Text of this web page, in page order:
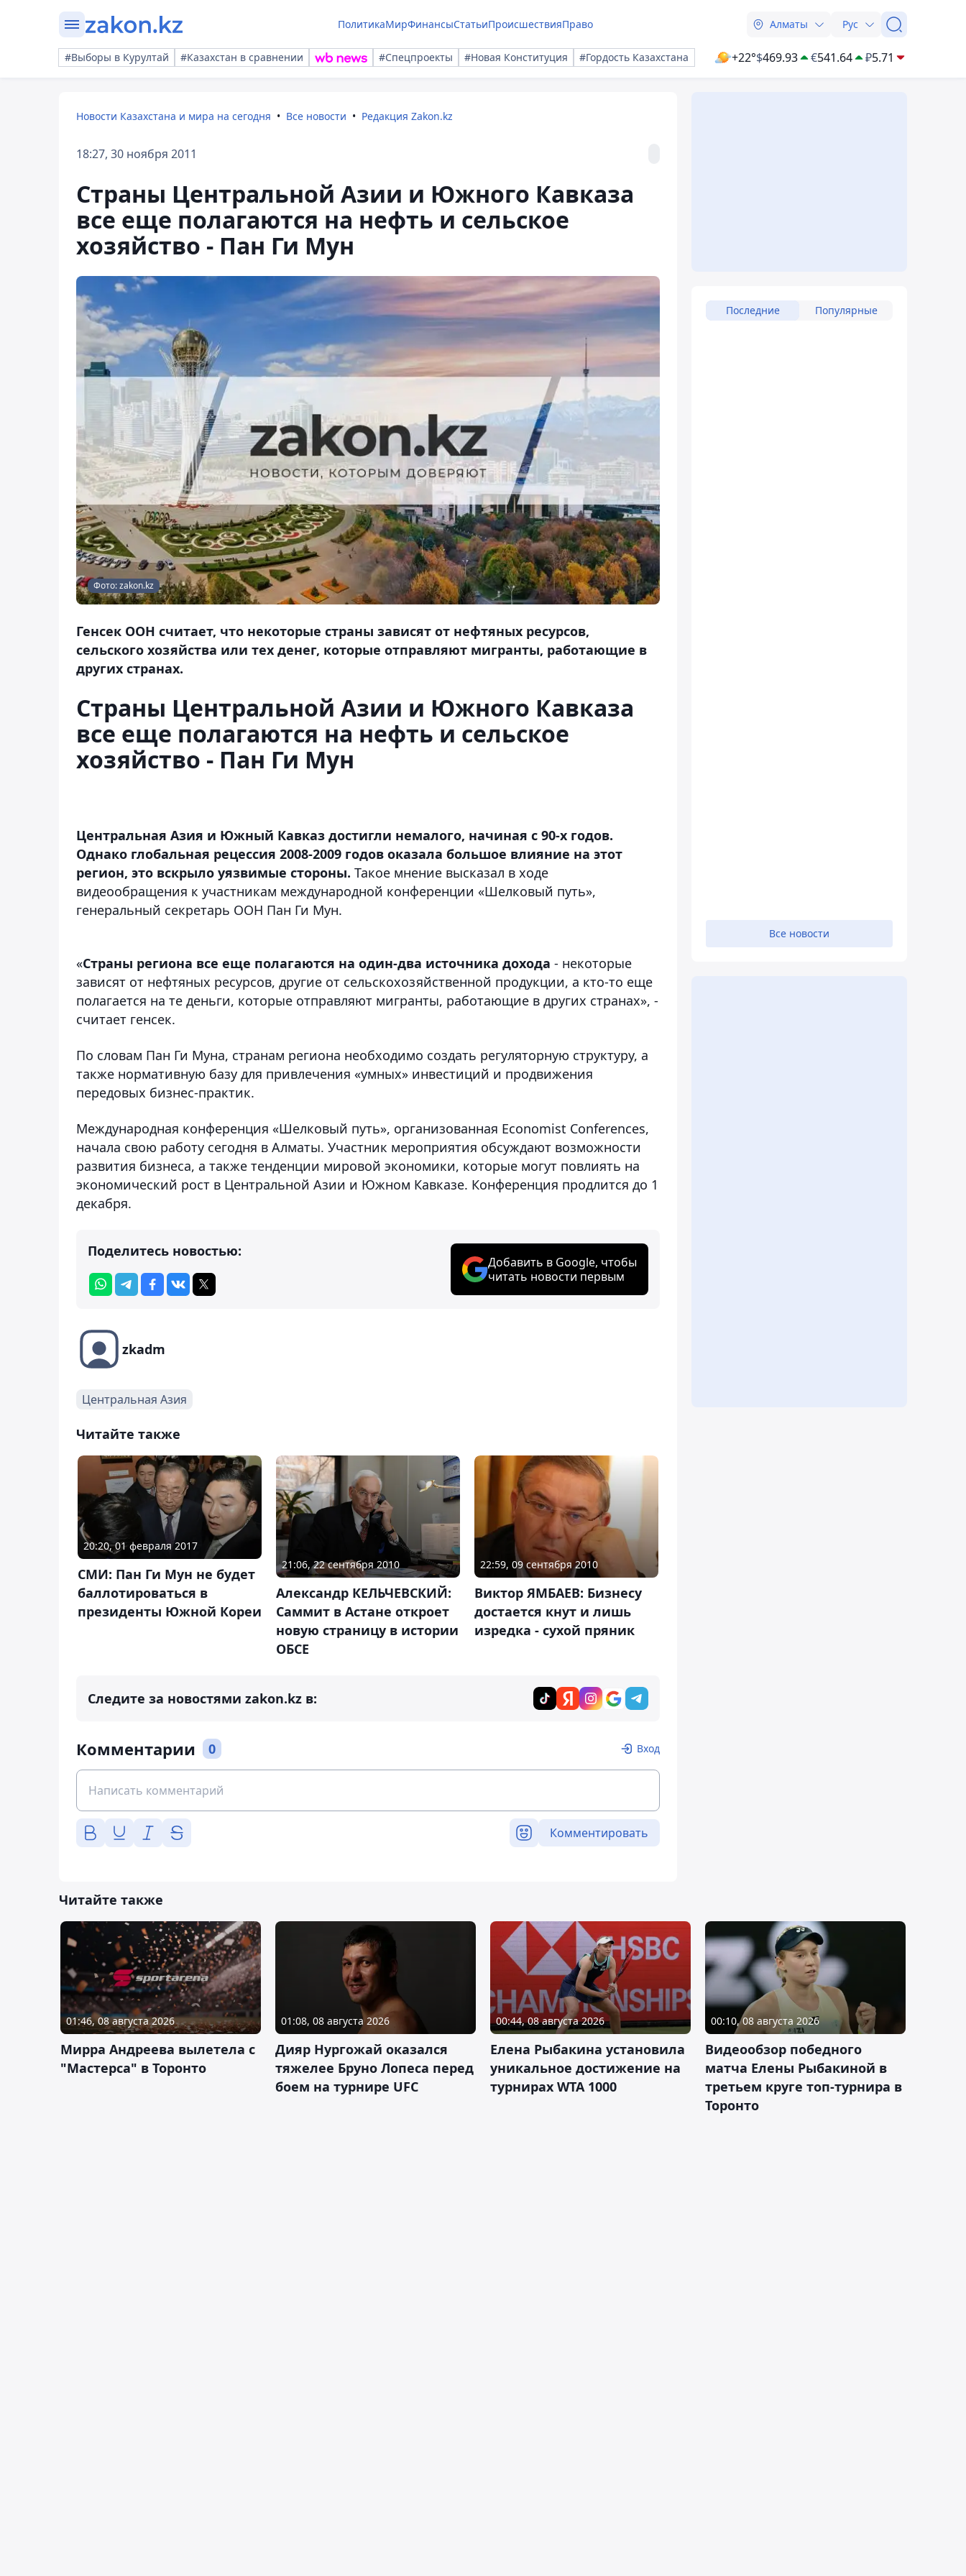
ПолитикаМирФинансыСтатьиПроисшествияПраво Алматы Рус
#Выборы в Курултай #Казахстан в сравнении #Спецпроекты #Новая Конституция #Гордость Казахстана +22°$469.93 €541.64 ₽5.71
Новости Казахстана и мира на сегодня Все новости Редакция Zakon.kz
18:27, 30 ноября 2011
Страны Центральной Азии и Южного Кавказа
все еще полагаются на нефть и сельское
хозяйство - Пан Ги Мун
Фото: zakon.kz
Генсек ООН считает, что некоторые страны зависят от нефтяных ресурсов,
сельского хозяйства или тех денег, которые отправляют мигранты, работающие в
других странах.
Страны Центральной Азии и Южного Кавказа
все еще полагаются на нефть и сельское
хозяйство - Пан Ги Мун
Центральная Азия и Южный Кавказ достигли немалого, начиная с 90-х годов.
Однако глобальная рецессия 2008-2009 годов оказала большое влияние на этот
регион, это вскрыло уязвимые стороны. Такое мнение высказал в ходе
видеообращения к участникам международной конференции «Шелковый путь»,
генеральный секретарь ООН Пан Ги Мун.
«Страны региона все еще полагаются на один-два источника дохода - некоторые
зависят от нефтяных ресурсов, другие от сельскохозяйственной продукции, а кто-то еще
полагается на те деньги, которые отправляют мигранты, работающие в других странах», -
считает генсек.
По словам Пан Ги Муна, странам региона необходимо создать регуляторную структуру, а
также нормативную базу для привлечения «умных» инвестиций и продвижения
передовых бизнес-практик.
Международная конференция «Шелковый путь», организованная Economist Conferences,
начала свою работу сегодня в Алматы. Участник мероприятия обсуждают возможности
развития бизнеса, а также тенденции мировой экономики, которые могут повлиять на
экономический рост в Центральной Азии и Южном Кавказе. Конференция продлится до 1
декабря.
Поделитесь новостью:
Добавить в Google, чтобы
читать новости первым
zkadm
Центральная Азия
Читайте также
20:20, 01 февраля 2017
СМИ: Пан Ги Мун не будет
баллотироваться в
президенты Южной Кореи
21:06, 22 сентября 2010
Александр КЕЛЬЧЕВСКИЙ:
Саммит в Астане откроет
новую страницу в истории
ОБСЕ
22:59, 09 сентября 2010
Виктор ЯМБАЕВ: Бизнесу
достается кнут и лишь
изредка - сухой пряник
Следите за новостями zakon.kz в:
Комментарии 0 Вход
Комментировать
Последние Популярные
Все новости
Читайте также
01:46, 08 августа 2026
Мирра Андреева вылетела с
"Мастерса" в Торонто
01:08, 08 августа 2026
Дияр Нургожай оказался
тяжелее Бруно Лопеса перед
боем на турнире UFC
00:44, 08 августа 2026
Елена Рыбакина установила
уникальное достижение на
турнирах WTA 1000
00:10, 08 августа 2026
Видеообзор победного
матча Елены Рыбакиной в
третьем круге топ-турнира в
Торонто